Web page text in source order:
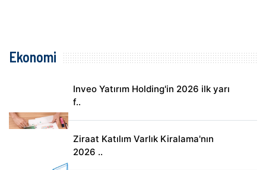
Ekonomi
Inveo Yatırım Holding'in 2026 ilk yarı
f..
Ziraat Katılım Varlık Kiralama'nın
2026 ..